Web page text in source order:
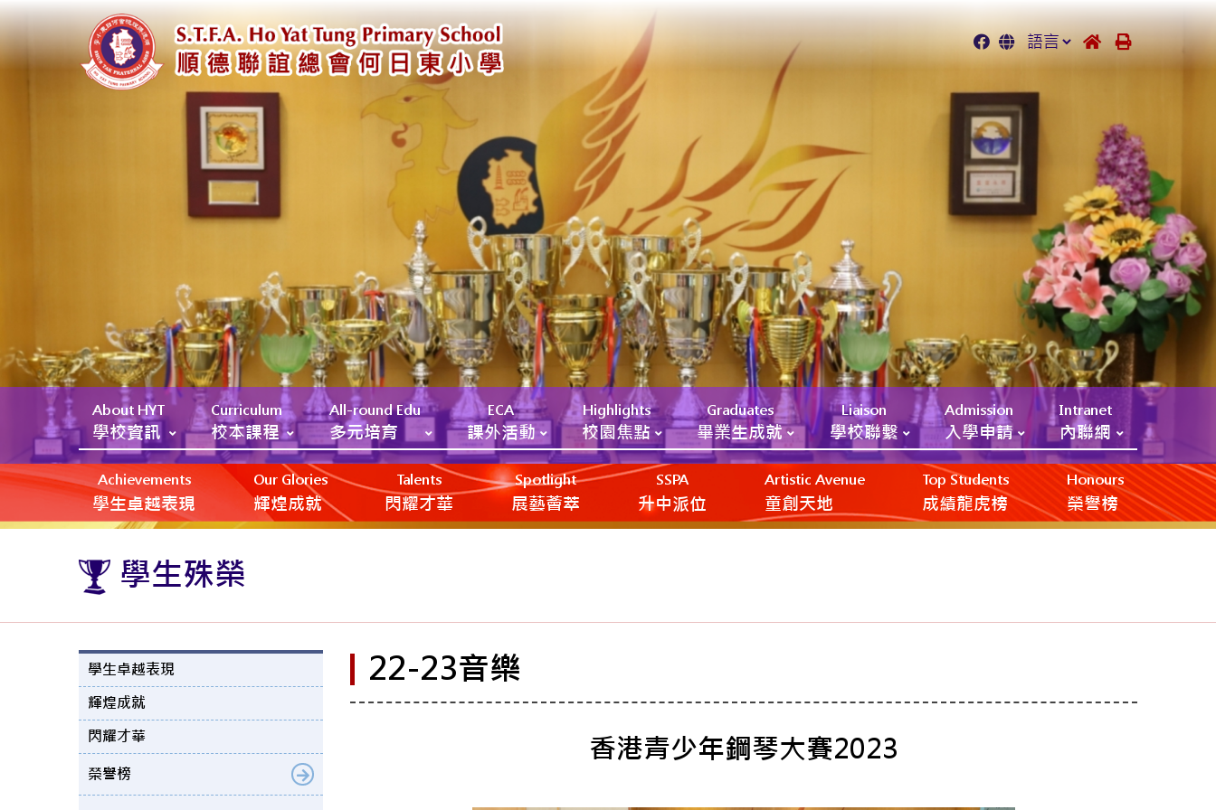
About HYT
學校資訊
Curriculum
校本課程
All-round Edu
多元培育
ECA
課外活動
Highlights
校園焦點
Graduates
畢業生成就
Liaison
學校聯繫
Admission
入學申請
Intranet
內聯網
Achievements
學生卓越表現
Our Glories
輝煌成就
Talents
閃耀才華
Spotlight
展藝薈萃
SSPA
升中派位
Artistic Avenue
‎‎‏‎ㅤ童創天地
Top Students
成績龍虎榜
Honours
榮譽榜
學生殊榮
學生卓越表現
輝煌成就
閃耀才華
榮譽榜
22-23音樂
香港青少年鋼琴大賽2023